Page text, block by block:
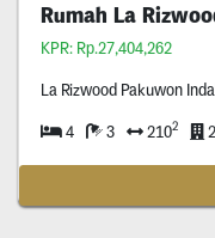
Rumah La
KPR: Rp.27,404,262
La Rizwood Pakuwon
4 3 2102